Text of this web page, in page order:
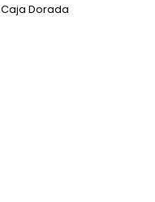
Caja Dorada